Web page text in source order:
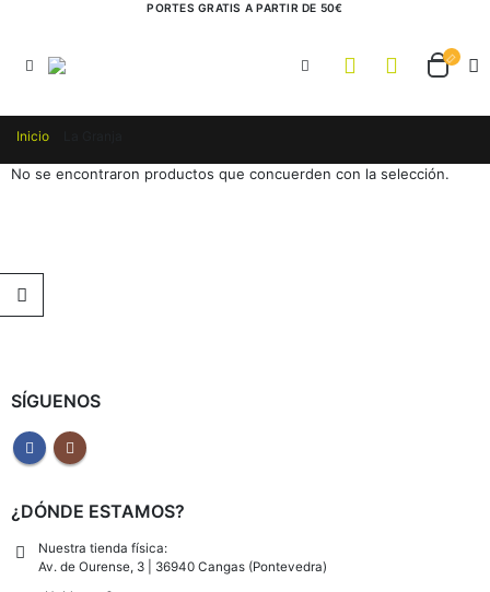
PORTES GRATIS A PARTIR DE 50€
Inicio
No se encontraron productos que concuerden con la selección.
SÍGUENOS
¿DÓNDE ESTAMOS?
Nuestra tienda física:
Av. de Ourense, 3 | 36940 Cangas (Pontevedra)